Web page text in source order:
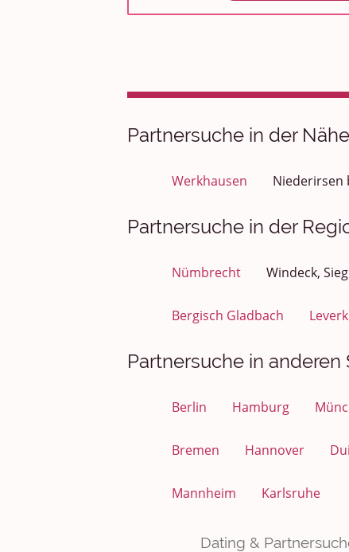
Partnersuche in der
Werkhausen Niederirsen
Partnersuche in der
Nümbrecht Windeck, Sieg
Bergisch Gladbach
Partnersuche in
Berlin Hamburg
Bremen Hannover
Mannheim Karlsruhe
Dating &